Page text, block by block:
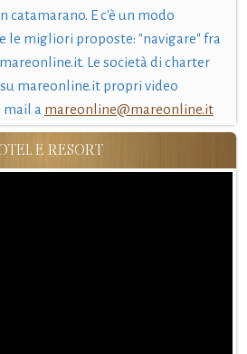
catamarano. E c'è un modo
le migliori proposte: "navigare" fra
Le società di charter
mareonline.it propri video
mail a mareonline@mareonline.it
E RESORT